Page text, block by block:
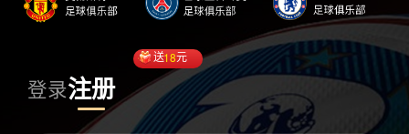
登录注册
送18元